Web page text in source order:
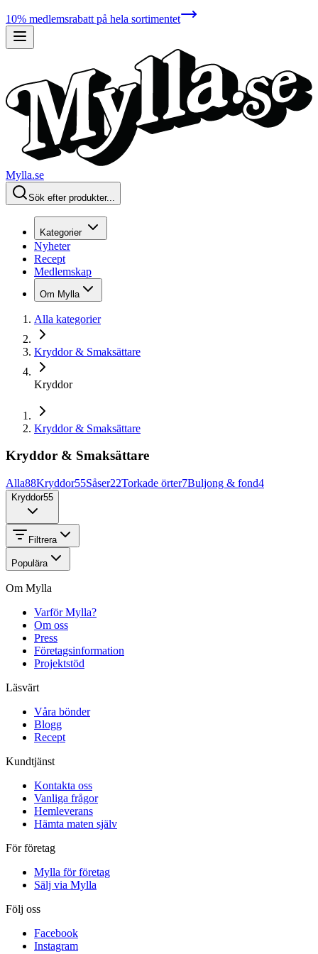
10% medlemsrabatt på hela sortimentet
Mylla.se
Sök efter produkter...
Kategorier
Nyheter
Recept
Medlemskap
Om Mylla
Alla kategorier
Kryddor & Smaksättare
Kryddor
Kryddor & Smaksättare
Kryddor & Smaksättare
Alla88Kryddor55Såser22Torkade örter7Buljong & fond4
Kryddor55
Filtrera
Populära
Om Mylla
Varför Mylla?
Om oss
Press
Företagsinformation
Projektstöd
Läsvärt
Våra bönder
Blogg
Recept
Kundtjänst
Kontakta oss
Vanliga frågor
Hemleverans
Hämta maten själv
För företag
Mylla för företag
Sälj via Mylla
Följ oss
Facebook
Instagram